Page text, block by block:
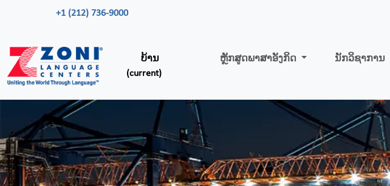
+1 (212) 736-9000
ບ້ານ
(current)
ຫຼັກສູດພາສາອັງກິດ ນັກວິຊາການ